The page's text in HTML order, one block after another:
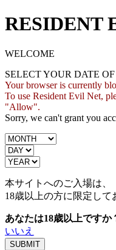
RESIDENT
WELCOME
SELECT YOUR DATE
Your browser is currently
To use Resident Evil Net,
"Allow".
Sorry, we can't grant you
本サイトへのご入場は、
18歳以上の方に限定して
あなたは18歳以上ですか
いいえ